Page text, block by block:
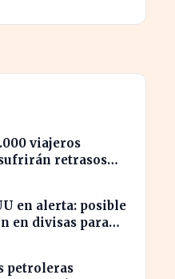
viajeros
retrasos
en alerta: posible
en divisas para
petroleras